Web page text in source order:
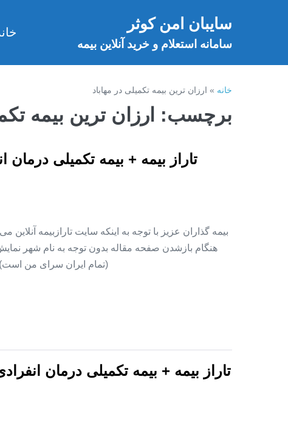
سایبان امن کوثر
سامانه استعلام و خرید آنلاین بیمه
خانه » ارزان ترین بیمه تکمیلی در مهاباد
برچسب: ارزان ترین بیمه
تاراز بیمه + بیمه تکمیلی
بیمه گذاران عزیز با توجه به اینکه سایت تارازبیمه
هنگام بازشدن صفحه مقاله بدون توجه به نام شهر نمایش
(تمام ایران سرای من است)
تاراز بیمه + بیمه تکمیلی درمان